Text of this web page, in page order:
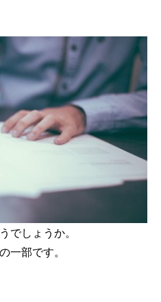
でしょうか。
一部です。